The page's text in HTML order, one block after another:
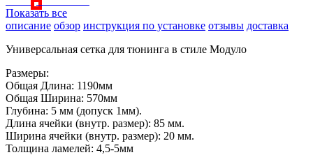
Показать все
описание обзор инструкция по установке отзывы доставка
Универсальная сетка для тюнинга в стиле Модуло
Размеры:
Общая Длина: 1190мм
Общая Ширина: 570мм
Глубина: 5 мм (допуск 1мм).
Длина ячейки (внутр. размер): 85 мм.
Ширина ячейки (внутр. размер): 20 мм.
Толщина ламелей: 4,5-5мм